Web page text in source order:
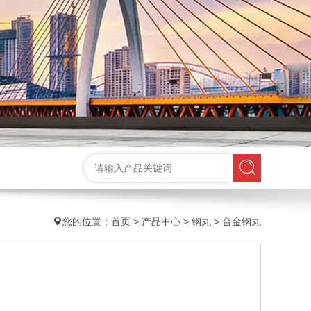
您的位置： 首页 > 产品中心 > 钢丸 > 合金钢丸